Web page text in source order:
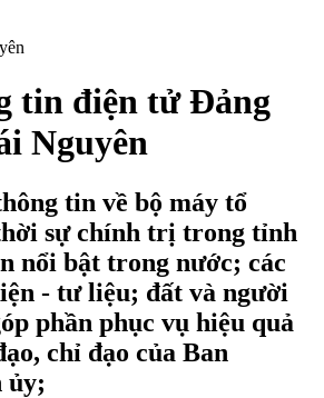
tin điện tử Đảng
Nguyên
tin về bộ máy tổ
sự chính trị trong tỉnh
nổi bật trong nước; các
- tư liệu; đất và người
phần phục vụ hiệu quả
chỉ đạo của Ban
ủy;